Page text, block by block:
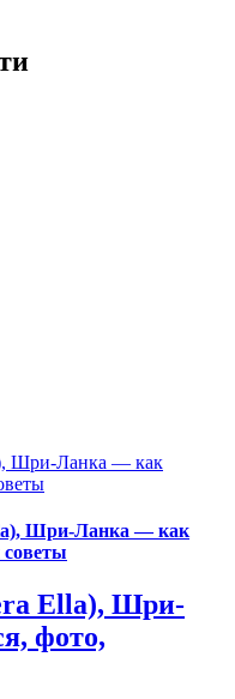
Шри-Ланка — как
Шри-Ланка — как
Ella), Шри-
фото,